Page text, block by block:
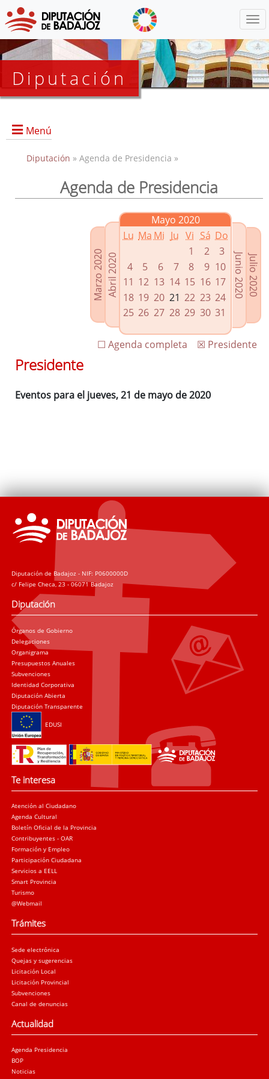
Diputación
Menú
Presidencia
Enlaces relacionados
Agenda de Presidencia
Plenos provinciales y Juntas de gobierno
Oficina de Proyectos Europeos
Diputación » Agenda de Presidencia »
Agenda de Presidencia
Marzo 2020Abril 2020
Mayo 2020
Lu Ma Mi Ju Vi Sá Do
1
2
3
4
5 6 7 8 9 10
11 12 13 14 15 16 17
18 19 20 21 22 23 24
25 26 27 28 29 30 31
Julio 2020
Junio 2020
☒ Presidente
☐ Agenda completa
Presidente
Eventos para el jueves, 21 de mayo de 2020
Diputación de Badajoz - NIF: P0600000D
c/ Felipe Checa, 23 - 06071 Badajoz
Diputación
Órganos de Gobierno
Delegaciones
Organigrama
Presupuestos Anuales
Subvenciones
Identidad Corporativa
Diputación Abierta
Diputación Transparente
EDUSI
Te interesa
Atención al Ciudadano
Agenda Cultural
Boletín Oficial de la Provincia
Contribuyentes - OAR
Formación y Empleo
Participación Ciudadana
Servicios a EELL
Smart Provincia
Turismo
@Webmail
Trámites
Sede electrónica
Quejas y sugerencias
Licitación Local
Licitación Provincial
Subvenciones
Canal de denuncias
Actualidad
Agenda Presidencia
BOP
Noticias